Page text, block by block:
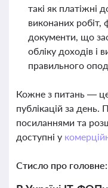
такі як платіжні
виконаних робіт,
документи, що
обліку доходів і
правильного
Кожне з питань —
публікацій за
посиланнями та
доступні у
Стисло про головне: